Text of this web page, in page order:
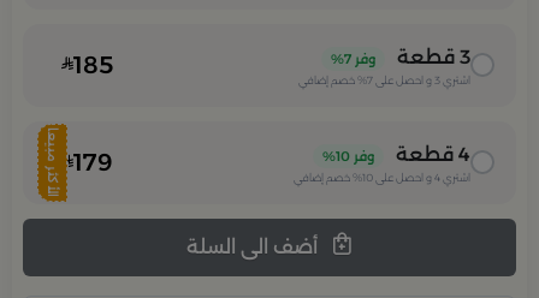
3 قطعة وفر 7%
اشتري 3 و احصل على 7% خصم إضافي 185
الأكثر مبيعا 4 قطعة وفر 10%
اشتري 4و احصل على 10% خصم إضافي 179